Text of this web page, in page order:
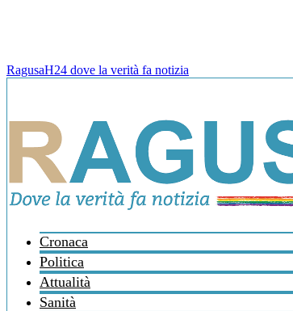
RagusaH24 dove la verità fa notizia
Cronaca
Politica
Attualità
Sanità